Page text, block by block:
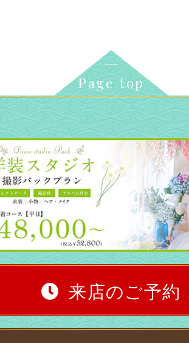
Page top
来店のご予約